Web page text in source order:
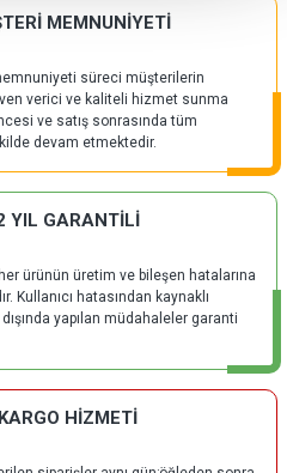
MEMNUNİYETİ
süreci müşterilerin
verici ve kaliteli hizmet sunma
ve satış sonrasında tüm
devam etmektedir.
YIL GARANTİLİ
ürünün üretim ve bileşen hatalarına
Kullanıcı hatasından kaynaklı
yapılan müdahaleler garanti
KARGO HİZMETİ